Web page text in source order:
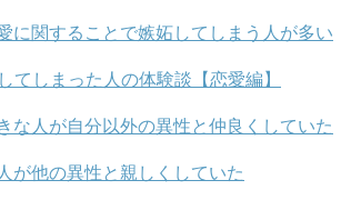
に関することで嫉妬してしまう人が多い
てしまった人の体験談【恋愛編】
な人が自分以外の異性と仲良くしていた
が他の異性と親しくしていた